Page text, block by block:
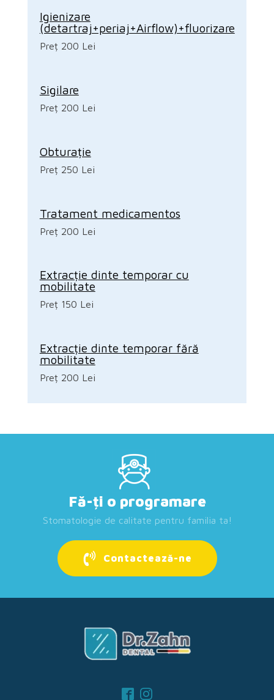
Igienizare
(detartraj+periaj+Airflow)+fluorizare
Preț 200 Lei
Sigilare
Preț 200 Lei
Obturație
Preț 250 Lei
Tratament medicamentos
Preț 200 Lei
Extracție dinte temporar cu
mobilitate
Preț 150 Lei
Extracție dinte temporar fără
mobilitate
Preț 200 Lei
Fă-ți o programare
Stomatologie de calitate pentru familia ta!
Contactează-ne